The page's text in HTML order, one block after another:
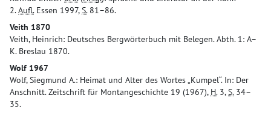
2.Aufl.Essen 1997,S.81–86.
Veith 1870
Veith, Heinrich: Deutsches Bergwörterbuch mit Belegen. Abth. 1: A–
K. Breslau 1870.
Wolf 1967
Wolf, Siegmund A.: Heimat und Alter des Wortes „Kumpel“. In: Der
Anschnitt. Zeitschrift für Montangeschichte 19 (1967), H.3,S.34–
35.